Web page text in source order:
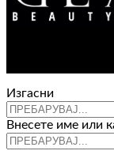
Изгасни
Внесете име или